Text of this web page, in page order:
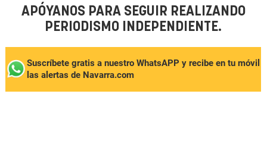
APÓYANOS PARA SEGUIR REALIZANDO
PERIODISMO INDEPENDIENTE.
Suscríbete gratis a nuestro WhatsAPP y recibe en tu móvil
las alertas de Navarra.com